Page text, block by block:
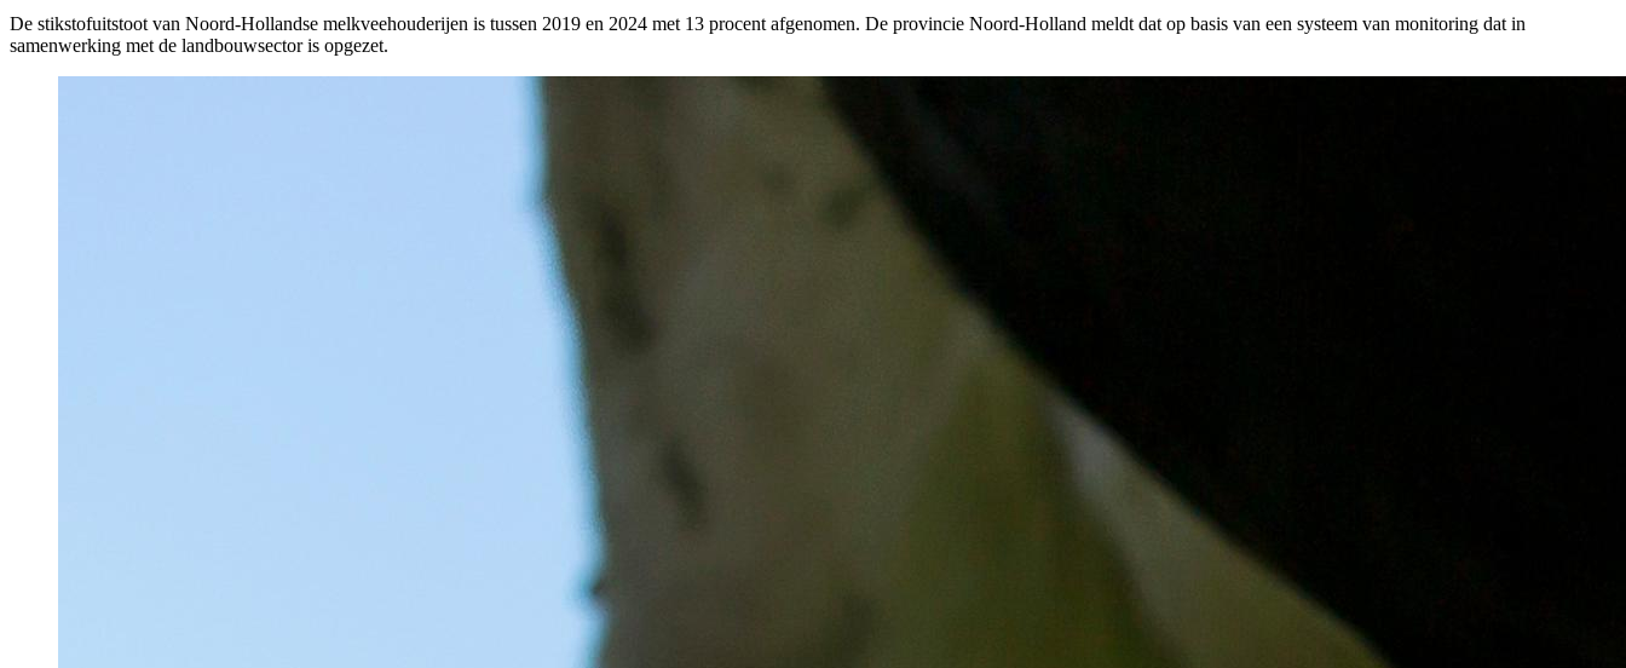
De stikstofuitstoot van Noord-Hollandse melkveehouderijen is tussen 2019 en 2024 met 13 procent afgenomen. De provincie Noord-Holland meldt dat op basis van een systeem van monitoring dat in
samenwerking met de landbouwsector is opgezet.